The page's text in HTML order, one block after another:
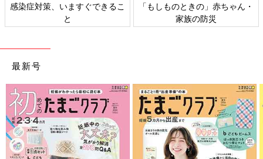
日本外来小児科学会リーフレッ
ト検討会
六星占術 細木かおりさんの人生
相談
最新号